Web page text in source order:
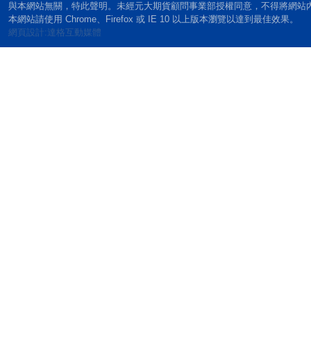
與本網站無關，特此聲明。未經元大期貨顧問事業部授權同意，不得將網站
本網站請使用 Chrome、Firefox 或 IE 10 以上版本瀏覽以達到最佳效果。
網頁設計:達格互動媒體